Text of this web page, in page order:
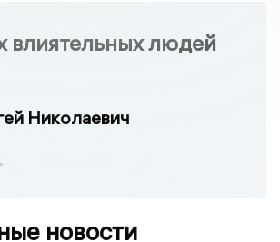
влиятельных людей
Николаевич
новости